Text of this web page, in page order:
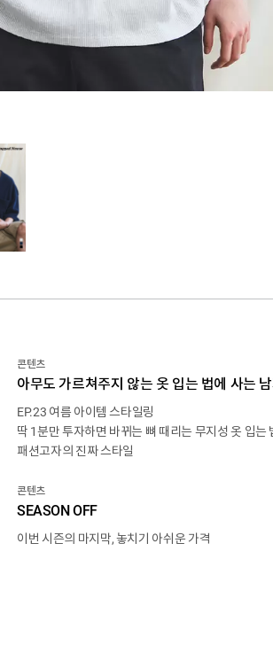
콘텐츠
아무도 가르쳐주지 않는 옷 입는 법에 사는
EP.23 여름 아이템 스타일링
딱 1분만 투자하면 바뀌는 뼈 때리는 무지성 옷 입는
패션고자의 진짜 스타일
콘텐츠
SEASON OFF
이번 시즌의 마지막, 놓치기 아쉬운 가격